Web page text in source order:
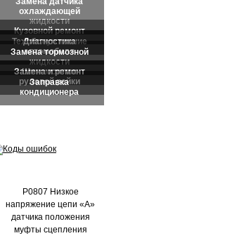
Частые обращения:
P0807 Низкое
напряжение цепи «А»
датчика положения
муфты сцепления